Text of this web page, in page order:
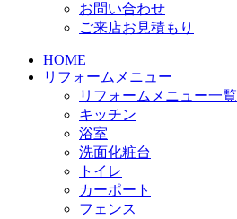
お問い合わせ
ご来店お見積もり
HOME
リフォームメニュー
リフォームメニュー一覧
キッチン
浴室
洗面化粧台
トイレ
カーポート
フェンス